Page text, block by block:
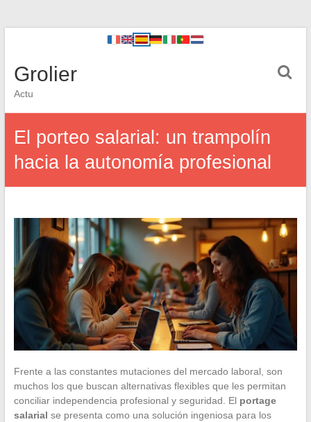
Grolier
Actu
El porteo salarial: un trampolín
hacia la autonomía profesional
Frente a las constantes mutaciones del mercado laboral, son
muchos los que buscan alternativas flexibles que les permitan
conciliar independencia profesional y seguridad. El portage
salarial se presenta como una solución ingeniosa para los